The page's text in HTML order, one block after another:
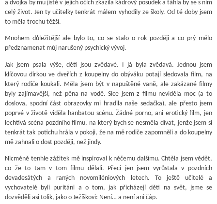
a dvojka by mu jistě v jejích očích zkazila kádrový posudek a táhla by se s ním
celý život. Jen ty učitelky tenkrát málem vyhodily ze školy. Od té doby jsem
to měla trochu těžší.
Mnohem důležitější ale bylo to, co se stalo o rok později a co prý mělo
předznamenat můj narušený psychický vývoj.
Jak jsem psala výše, děti jsou zvědavé. I já byla zvědavá. Jednou jsem
klíčovou dírkou ve dveřích z koupelny do obýváku potají sledovala film, na
který rodiče koukali. Měla jsem být v napuštěné vaně, ale zakázané filmy
byly zajímavější, než pěna na vodě. Sice jsem z filmu neviděla moc (a to
doslova, spodní část obrazovky mi hradila naše sedačka), ale přesto jsem
poprvé v životě viděla hanbatou scénu. Žádné porno, ani erotický film, jen
lechtivá scéna pozdního filmu, na který bych se nesměla dívat, jenže jsem si
tenkrát tak potichu hrála v pokoji, že na mě rodiče zapomněli a do koupelny
mě zahnali o dost později, než jindy.
Nicméně tenhle zážitek mě inspiroval k něčemu dalšímu. Chtěla jsem vědět,
co že to tam v tom filmu dělali. Přeci jen jsem vyrůstala v pozdních
devadesátých a raných novomiléniových letech. To ještě učitelé a
vychovatelé byli puritáni a o tom, jak přicházejí děti na svět, jsme se
dozvěděli asi tolik, jako o Ježíškovi: Není… a není ani čáp.